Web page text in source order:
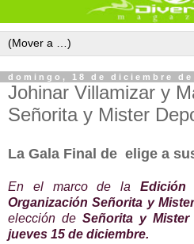
domingo, 18 de diciembre de
Johinar Villamizar y
Señorita y Mister
La Gala Final de elige a
En el marco de la Edición
Organización Señorita y
elección de Señorita y Mister
jueves 15 de diciembre.